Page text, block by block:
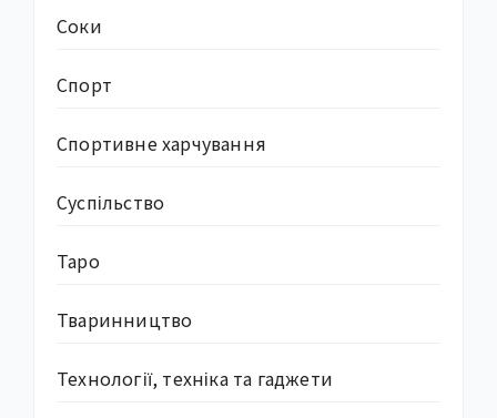
Соки
Спорт
Спортивне харчування
Суcпільство
Таро
Тваринництво
Технології, техніка та гаджети